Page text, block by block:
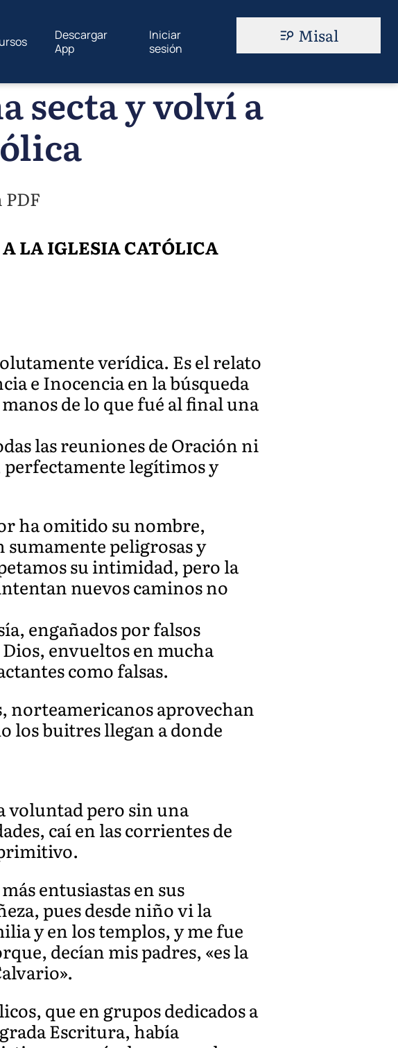
Descargar
App
Iniciar
sesión
Misal
secta y volví a
LA IGLESIA CATÓLICA
verídica. Es el relato
e Inocencia en la búsqueda
de lo que fué al final una
las reuniones de Oración ni
legítimos y
ha omitido su nombre,
sumamente peligrosas y
su intimidad, pero la
nuevos caminos no
engañados por falsos
envueltos en mucha
como falsas.
norteamericanos aprovechan
los buitres llegan a donde
voluntad pero sin una
caí en las corrientes de
entusiastas en sus
pues desde niño vi la
y en los templos, y me fue
decían mis padres, «es la
que en grupos dedicados a
Escritura, había